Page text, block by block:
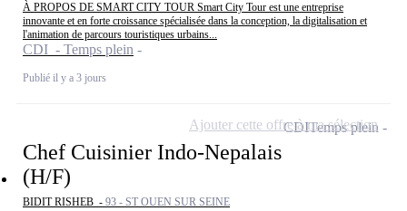
À PROPOS DE SMART CITY TOUR Smart City Tour est une entreprise
innovante et en forte croissance spécialisée dans la conception, la digitalisation et
l'animation de parcours touristiques urbains...
CDI - Temps plein
Publié il y a 3 jours
Chef Cuisinier Indo-Nepalais
(H/F)
BIDIT RISHEB - 93 - ST OUEN SUR SEINE
CDITemps plein
Ajouter cette offre à ma sélection